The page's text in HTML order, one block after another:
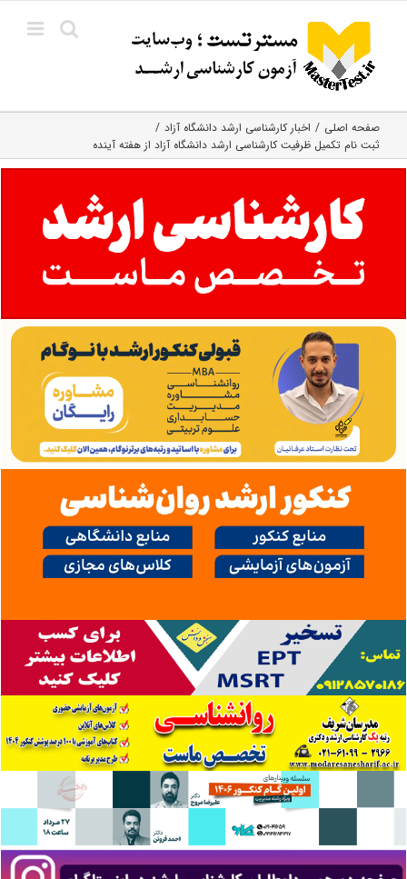
content
صفحه اصلی
اخبار کارشناسی ارشد دانشگاه آزاد
ثبت نام تکمیل ظرفیت کارشناسی ارشد دانشگاه آزاد از هفته آینده